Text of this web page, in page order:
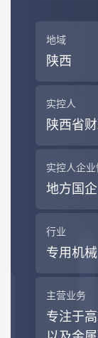
地域
陕西
实控人
陕西省
实控人企
地方国企
行业
专用机械
主营业务
专注于